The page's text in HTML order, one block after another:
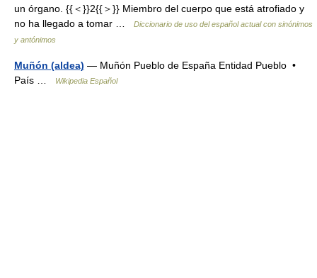
un órgano. {{＜}}2{{＞}} Miembro del cuerpo que está atrofiado y
no ha llegado a tomar …
Diccionario de uso del español actual con sinónimos
y antónimos
Muñón (aldea) — Muñón Pueblo de España Entidad Pueblo •
País …
Wikipedia Español